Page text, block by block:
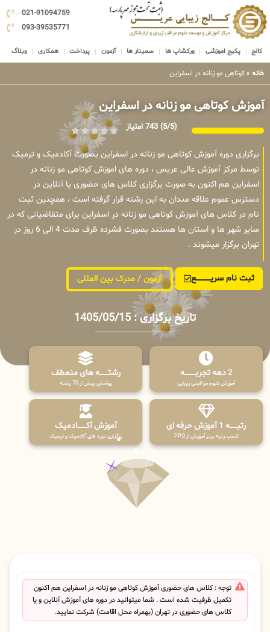
021-91094759
093-39535771
کالج پکیج اموزشی ورکشاپ ها سمینار ها آزمون پرداخت همکاری وبلاگ
خانه » کوتاهی مو زنانه در اسفراین
آموزش کوتاهی مو زنانه در اسفراین
(5/5) 743 امتیاز
برگزاری دوره آموزش کوتاهی مو زنانه در اسفراین بصورت آکادمیک و ترمیک
توسط مرکز آموزش عالی عریس ، دوره های اموزش کوتاهی مو زنانه در
اسفراین هم اکنون به صورت برگزاری کلاس های حضوری یا آنلاین در
دسترس عموم علاقه مندان به این رشته قرار گرفته است ، همچنین ثبت
نام در کلاس های آموزش کوتاهی مو زنانه در اسفراین برای متقاضیانی که در
سایر شهر ها و استان ها هستند بصورت فشرده ظرف مدت 4 الی 6 روز در
تهران برگزار میشوند .
ثبت نام سریــــــــــــع آزمون / مدرک بین المللی
تاریخ برگزاری : 1405/05/15
2 دهه تجربـــــــــه
آموزش علوم مراقبتی زیبایی
رشتـــــــه های منعطف
پوشش بیش از 70 رشته
رتبــــــه 1 آموزش حرفه ای
کسب رتبه برتر آموزش از PPQ
آموزش آکـــــــادمیک
برگزاری دوره های آکادمیک و ترمیک
توجه : کلاس های حضوری آموزش کوتاهی مو زنانه در اسفراین هم اکنون
تکمیل ظرفیت شده است . شما میتوانید در دوره های آموزش آنلاین و یا
کلاس های حضوری در تهران (بهمراه محل اقامت) شرکت نمایید.